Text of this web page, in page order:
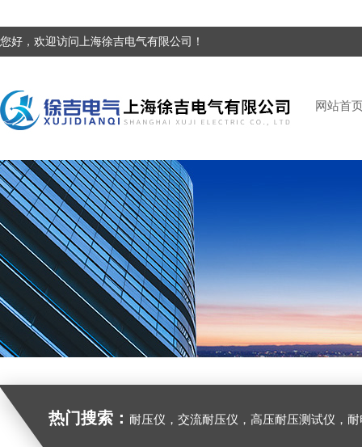
您好，欢迎访问上海徐吉电气有限公司！
网站首
热门搜索： 耐压仪，交流耐压仪，高压耐压测试仪，